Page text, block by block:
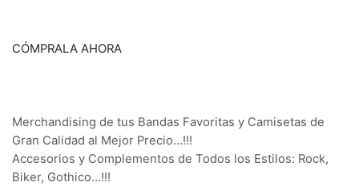
CÓMPRALA AHORA
Merchandising de tus Bandas Favoritas y Camisetas de
Gran Calidad al Mejor Precio…!!!
Accesorios y Complementos de Todos los Estilos: Rock,
Biker, Gothico…!!!